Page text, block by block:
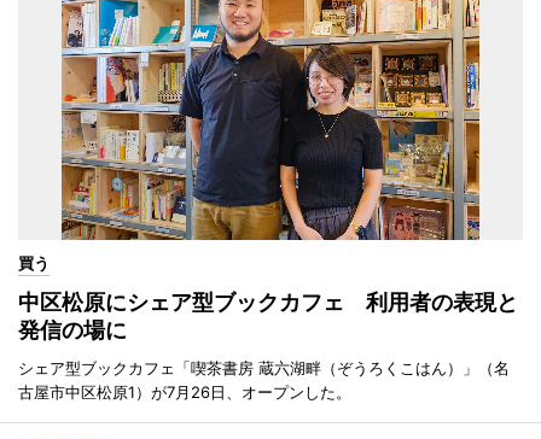
買う
中区松原にシェア型ブックカフェ 利用者の表現と
発信の場に
シェア型ブックカフェ「喫茶書房 蔵六湖畔（ぞうろくこはん）」（名
古屋市中区松原1）が7月26日、オープンした。